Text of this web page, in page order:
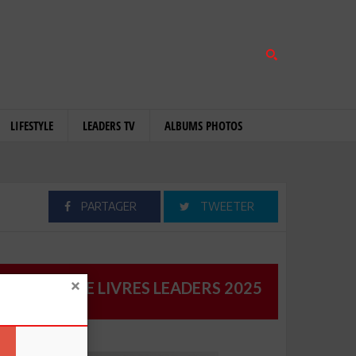
LIFESTYLE LEADERS TV ALBUMS PHOTOS
PARTAGER TWEETER
CATALOGUE LIVRES LEADERS 2025